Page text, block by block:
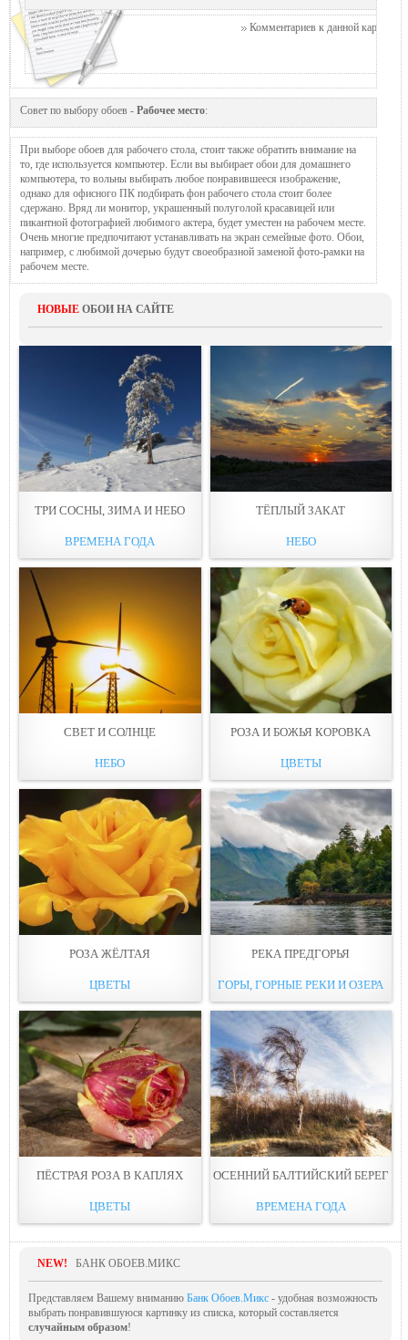
Комментариев к данной картинке
Совет по выбору обоев - Рабочее место:
При выборе обоев для рабочего стола, стоит также обратить внимание на
то, где используется компьютер. Если вы выбирает обои для домашнего
компьютера, то вольны выбирать любое понравившееся изображение,
однако для офисного ПК подбирать фон рабочего стола стоит более
сдержано. Вряд ли монитор, украшенный полуголой красавицей или
пикантной фотографией любимого актера, будет уместен на рабочем месте.
Очень многие предпочитают устанавливать на экран семейные фото. Обои,
например, с любимой дочерью будут своеобразной заменой фото-рамки на
рабочем месте.
НОВЫЕ ОБОИ НА САЙТЕ
ТРИ СОСНЫ, ЗИМА И НЕБО
ВРЕМЕНА ГОДА
ТЁПЛЫЙ ЗАКАТ
НЕБО
СВЕТ И СОЛНЦЕ
НЕБО
РОЗА И БОЖЬЯ КОРОВКА
ЦВЕТЫ
РОЗА ЖЁЛТАЯ
ЦВЕТЫ
РЕКА ПРЕДГОРЬЯ
ГОРЫ, ГОРНЫЕ РЕКИ И ОЗЕРА
ПЁСТРАЯ РОЗА В КАПЛЯХ
ЦВЕТЫ
ОСЕННИЙ БАЛТИЙСКИЙ БЕРЕГ
ВРЕМЕНА ГОДА
NEW! БАНК ОБОЕВ.МИКС
Представляем Вашему вниманию Банк Обоев.Микс - удобная возможность
выбрать понравившуюся картинку из списка, который составляется
случайным образом!